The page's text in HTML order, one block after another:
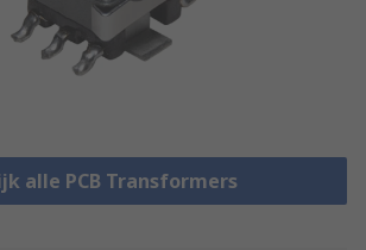
alle PCB Transformers